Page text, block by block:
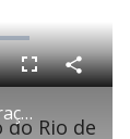
Dez pessoas são presas em operação do MP-RJ contra a máfia do jogo do bicho
F
l
s
C
o
a
r
Rio de